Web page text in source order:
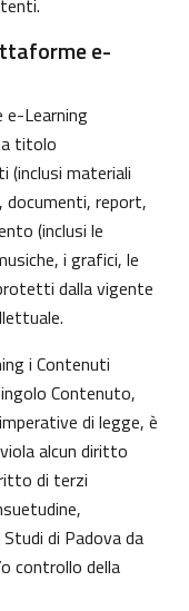
e-
Learning
a titolo
(inclusi materiali
report,
(inclusi le
i grafici, le
dalla vigente
i Contenuti
Contenuto,
di legge, è
alcun diritto
di terzi
di Padova da
controllo della